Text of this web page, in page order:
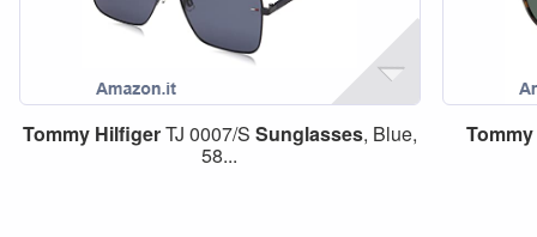
Tommy HilfigerTJ 0007/S Sunglasses, Blue,
58...
Tommy